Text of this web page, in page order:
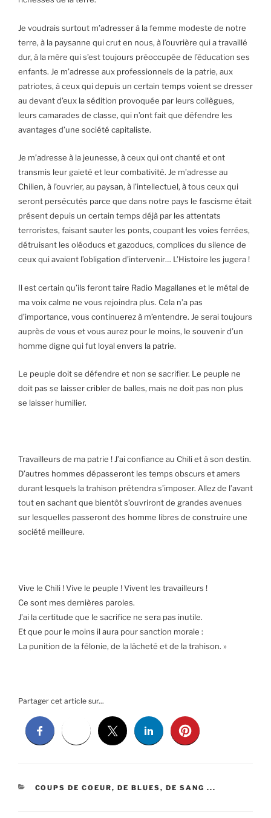
Je voudrais surtout m’adresser à la femme modeste de notre
terre, à la paysanne qui crut en nous, à l’ouvrière qui a travaillé
dur, à la mère qui s’est toujours préoccupée de l’éducation ses
enfants. Je m’adresse aux professionnels de la patrie, aux
patriotes, à ceux qui depuis un certain temps voient se dresser
au devant d’eux la sédition provoquée par leurs collègues,
leurs camarades de classe, qui n’ont fait que défendre les
avantages d’une société capitaliste.
Je m’adresse à la jeunesse, à ceux qui ont chanté et ont
transmis leur gaieté et leur combativité. Je m’adresse au
Chilien, à l’ouvrier, au paysan, à l’intellectuel, à tous ceux qui
seront persécutés parce que dans notre pays le fascisme était
présent depuis un certain temps déjà par les attentats
terroristes, faisant sauter les ponts, coupant les voies ferrées,
détruisant les oléoducs et gazoducs, complices du silence de
ceux qui avaient l’obligation d’intervenir… L’Histoire les jugera !
Il est certain qu’ils feront taire Radio Magallanes et le métal de
ma voix calme ne vous rejoindra plus. Cela n’a pas
d’importance, vous continuerez à m’entendre. Je serai toujours
auprès de vous et vous aurez pour le moins, le souvenir d’un
homme digne qui fut loyal envers la patrie.
Le peuple doit se défendre et non se sacrifier. Le peuple ne
doit pas se laisser cribler de balles, mais ne doit pas non plus
se laisser humilier.
Travailleurs de ma patrie ! J’ai confiance au Chili et à son destin.
D’autres hommes dépasseront les temps obscurs et amers
durant lesquels la trahison prétendra s’imposer. Allez de l’avant
tout en sachant que bientôt s’ouvriront de grandes avenues
sur lesquelles passeront des homme libres de construire une
société meilleure.
Vive le Chili ! Vive le peuple ! Vivent les travailleurs !
Ce sont mes dernières paroles.
J’ai la certitude que le sacrifice ne sera pas inutile.
Et que pour le moins il aura pour sanction morale :
La punition de la félonie, de la lâcheté et de la trahison. »
Partager cet article sur...
CATÉGORIES
COUPS DE COEUR, DE BLUES, DE SANG ...